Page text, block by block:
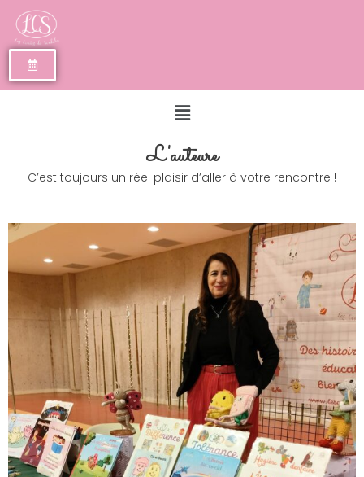
L'auteure
C’est toujours un réel plaisir d’aller à votre rencontre !